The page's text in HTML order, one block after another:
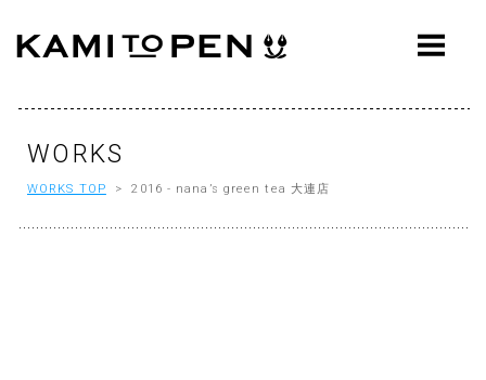
ABOUT
AWARDS
WORKS
WORKS TOP > 2016 - nana’s green tea 大連店